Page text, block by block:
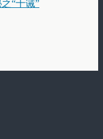
“十诫”